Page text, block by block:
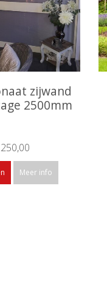
zijwand
2500mm
Meer info